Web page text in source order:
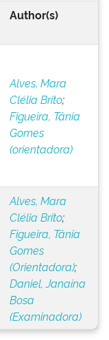
Author(s)
Alves, Mara
Clélia Brito;
Figueira, Tânia
Gomes
(orientadora)
Alves, Mara
Clélia Brito;
Figueira, Tânia
Gomes
(Orientadora);
Daniel, Janaína
Bosa
(Examinadora)